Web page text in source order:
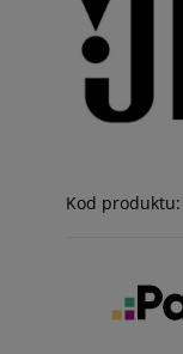
Kod produktu: